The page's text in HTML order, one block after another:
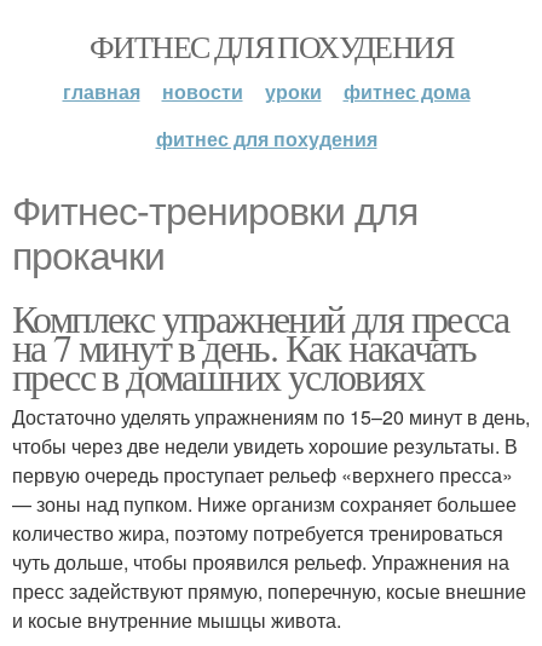
ФИТНЕС ДЛЯ ПОХУДЕНИЯ
главная новости уроки
фитнес дома
фитнес для похудения
Фитнес-тренировки для
прокачки
Комплекс упражнений для пресса
на 7 минут в день. Как накачать
пресс в домашних условиях
Достаточно уделять упражнениям по 15–20 минут в день,
чтобы через две недели увидеть хорошие результаты. В
первую очередь проступает рельеф «верхнего пресса»
— зоны над пупком. Ниже организм сохраняет большее
количество жира, поэтому потребуется тренироваться
чуть дольше, чтобы проявился рельеф. Упражнения на
пресс задействуют прямую, поперечную, косые внешние
и косые внутренние мышцы живота.